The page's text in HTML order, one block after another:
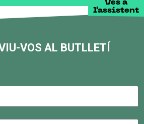
Ves a
l'assistent
VOS AL BUTLLETÍ